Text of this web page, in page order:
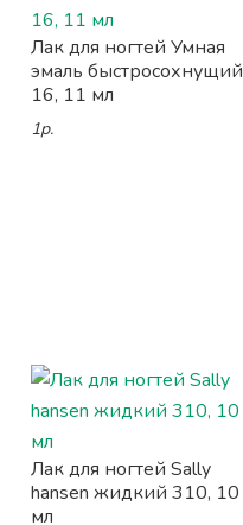
Лак для ногтей Умная
эмаль быстросохнущий
16, 11 мл
1р.
Лак для ногтей Sally
hansen жидкий 310, 10
мл